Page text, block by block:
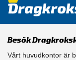
Besök
Vårt huvudkontor är